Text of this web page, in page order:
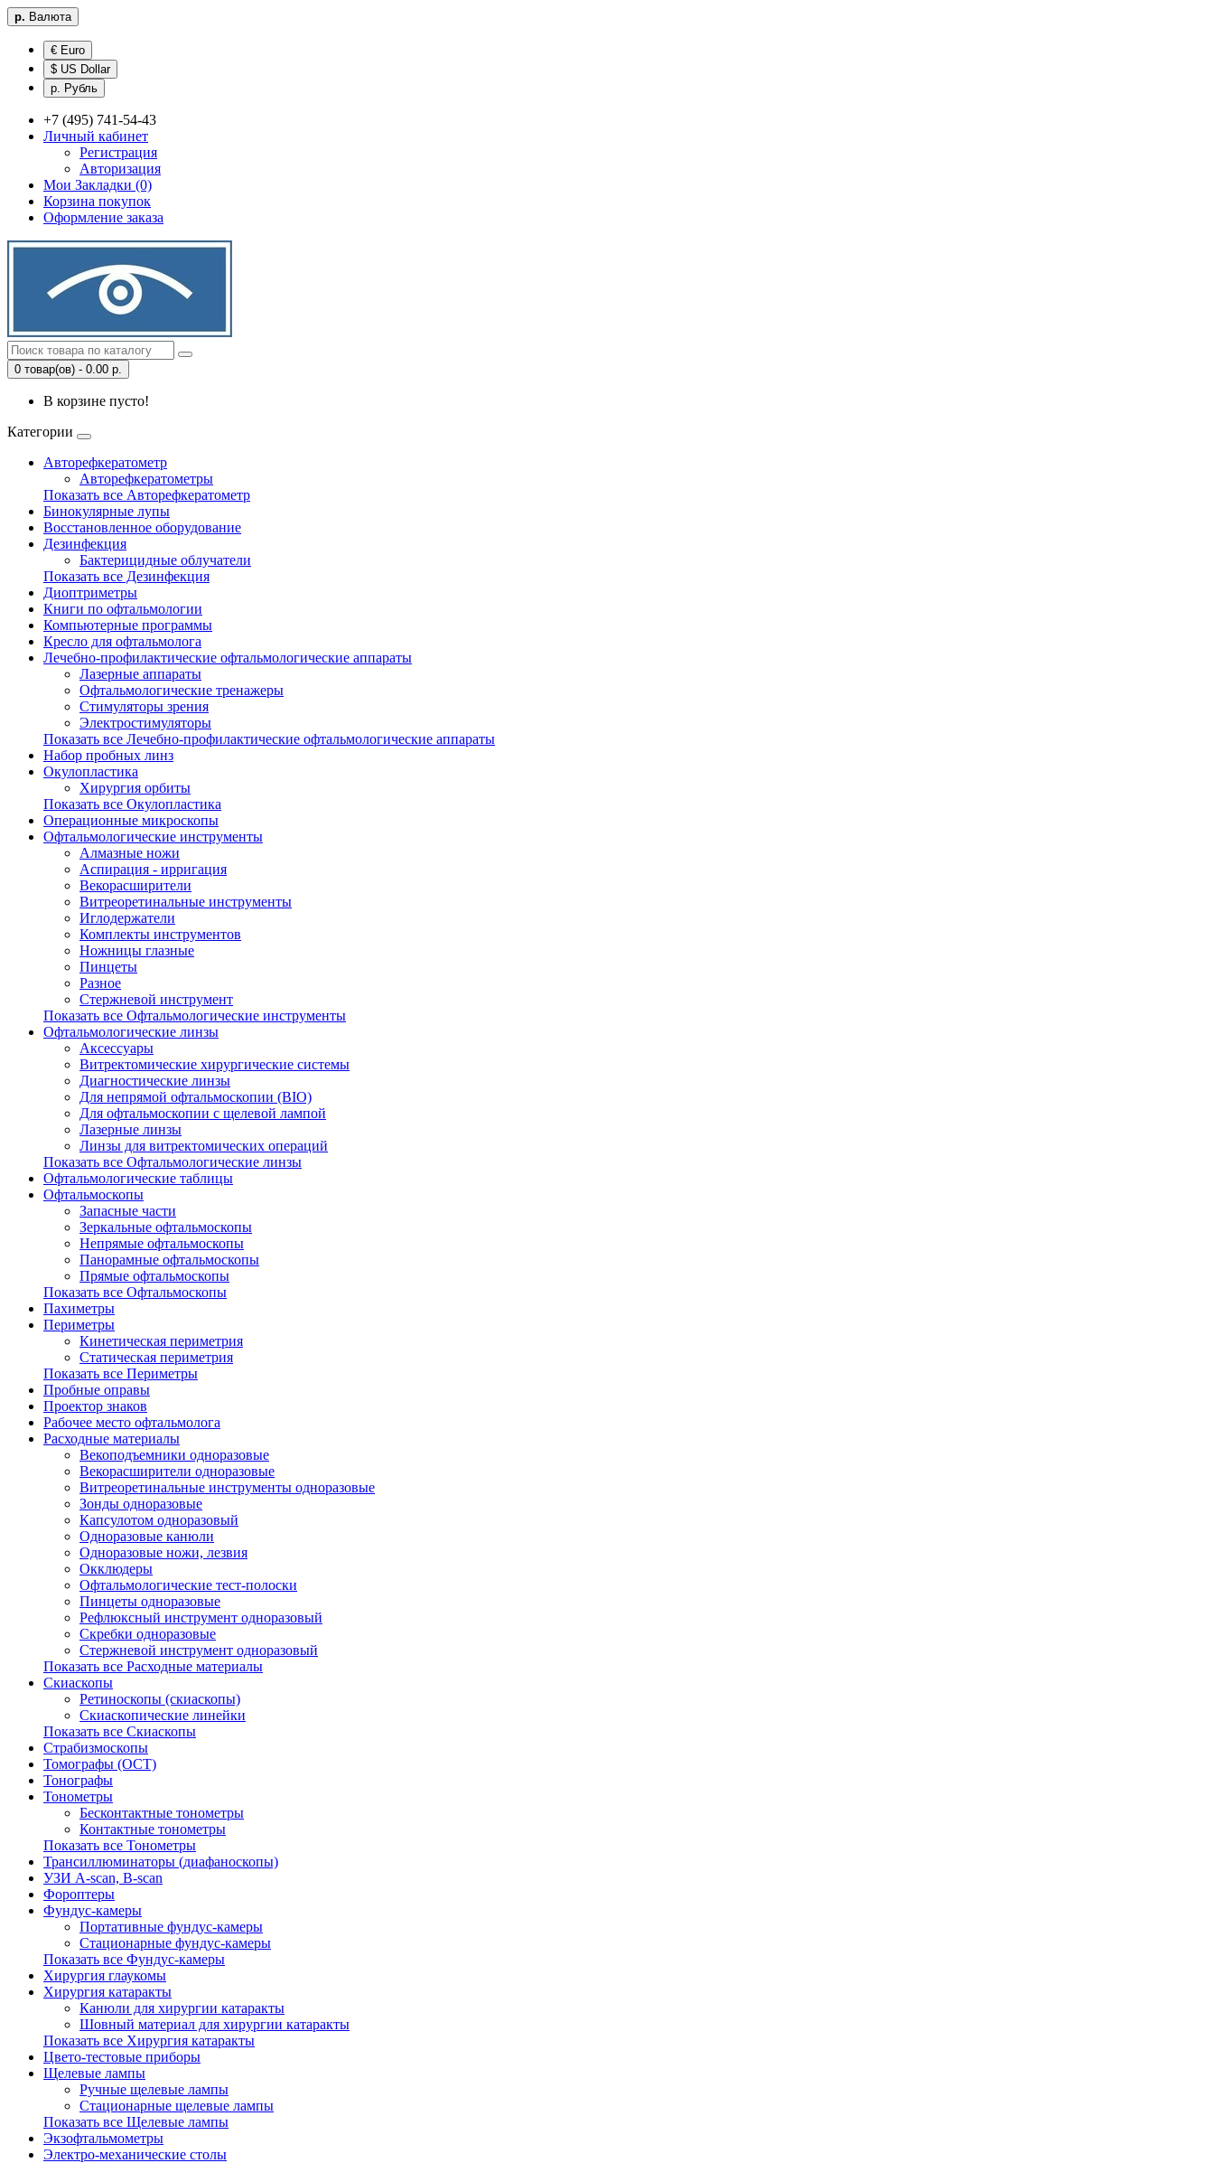
р. Валюта
€ Euro
$ US Dollar
р. Рубль
+7 (495) 741-54-43
Личный кабинет
Регистрация
Авторизация
Мои Закладки (0)
Корзина покупок
Оформление заказа
0 товар(ов) - 0.00 р.
В корзине пусто!
Категории
Авторефкератометр
Авторефкератометры
Показать все Авторефкератометр
Бинокулярные лупы
Восстановленное оборудование
Дезинфекция
Бактерицидные облучатели
Показать все Дезинфекция
Диоптриметры
Книги по офтальмологии
Компьютерные программы
Кресло для офтальмолога
Лечебно-профилактические офтальмологические аппараты
Лазерные аппараты
Офтальмологические тренажеры
Стимуляторы зрения
Электростимуляторы
Показать все Лечебно-профилактические офтальмологические аппараты
Набор пробных линз
Окулопластика
Хирургия орбиты
Показать все Окулопластика
Операционные микроскопы
Офтальмологические инструменты
Алмазные ножи
Аспирация - ирригация
Векорасширители
Витреоретинальные инструменты
Иглодержатели
Комплекты инструментов
Ножницы глазные
Пинцеты
Разное
Стержневой инструмент
Показать все Офтальмологические инструменты
Офтальмологические линзы
Аксессуары
Витректомические хирургические системы
Диагностические линзы
Для непрямой офтальмоскопии (BIO)
Для офтальмоскопии с щелевой лампой
Лазерные линзы
Линзы для витректомических операций
Показать все Офтальмологические линзы
Офтальмологические таблицы
Офтальмоскопы
Запасные части
Зеркальные офтальмоскопы
Непрямые офтальмоскопы
Панорамные офтальмоскопы
Прямые офтальмоскопы
Показать все Офтальмоскопы
Пахиметры
Периметры
Кинетическая периметрия
Статическая периметрия
Показать все Периметры
Пробные оправы
Проектор знаков
Рабочее место офтальмолога
Расходные материалы
Векоподъемники одноразовые
Векорасширители одноразовые
Витреоретинальные инструменты одноразовые
Зонды одноразовые
Капсулотом одноразовый
Одноразовые канюли
Одноразовые ножи, лезвия
Окклюдеры
Офтальмологические тест-полоски
Пинцеты одноразовые
Рефлюксный инструмент одноразовый
Скребки одноразовые
Стержневой инструмент одноразовый
Показать все Расходные материалы
Скиаскопы
Ретиноскопы (скиаскопы)
Скиаскопические линейки
Показать все Скиаскопы
Страбизмоскопы
Томографы (OCT)
Тонографы
Тонометры
Бесконтактные тонометры
Контактные тонометры
Показать все Тонометры
Трансиллюминаторы (диафаноскопы)
УЗИ A-scan, B-scan
Фороптеры
Фундус-камеры
Портативные фундус-камеры
Стационарные фундус-камеры
Показать все Фундус-камеры
Хирургия глаукомы
Хирургия катаракты
Канюли для хирургии катаракты
Шовный материал для хирургии катаракты
Показать все Хирургия катаракты
Цвето-тестовые приборы
Щелевые лампы
Ручные щелевые лампы
Стационарные щелевые лампы
Показать все Щелевые лампы
Экзофтальмометры
Электро-механические столы